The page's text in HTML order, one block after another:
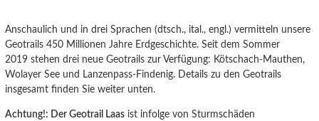
Anschaulich und in drei Sprachen (dtsch., ital., engl.) vermitteln unsere
Geotrails 450 Millionen Jahre Erdgeschichte. Seit dem Sommer
2019 stehen drei neue Geotrails zur Verfügung: Kötschach-Mauthen,
Wolayer See und Lanzenpass-Findenig. Details zu den Geotrails
insgesamt finden Sie weiter unten.
Achtung!: Der Geotrail Laas ist infolge von Sturmschäden